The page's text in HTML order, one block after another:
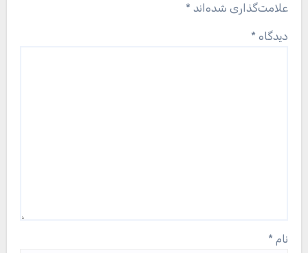
علامت‌گذاری شده‌اند *
دیدگاه *
نام *